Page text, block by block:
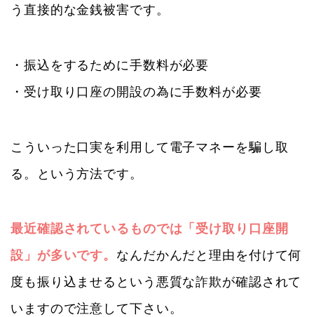
う直接的な金銭被害です。
・振込をするために手数料が必要
・受け取り口座の開設の為に手数料が必要
こういった口実を利用して電子マネーを騙し取
る。という方法です。
最近確認されているものでは「受け取り口座開
設」が多いです。 なんだかんだと理由を付けて何
度も振り込ませるという悪質な詐欺が確認されて
いますので注意して下さい。